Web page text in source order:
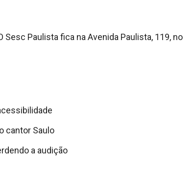
Sesc Paulista fica na Avenida Paulista, 119, no
cantor Saulo
a audição